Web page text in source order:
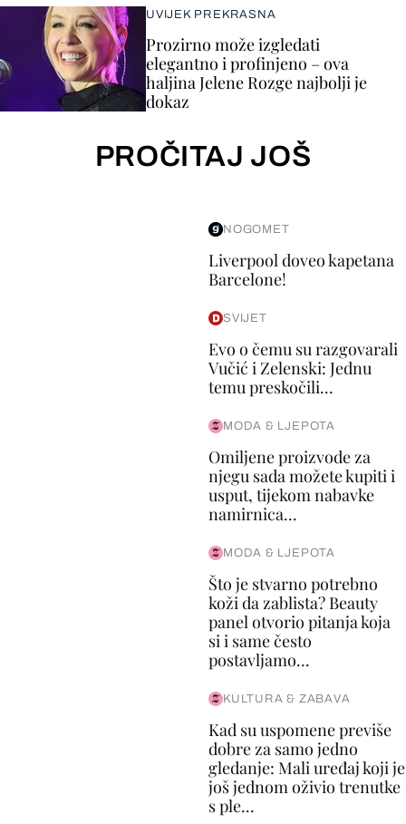
UVIJEK PREKRASNA
Prozirno može izgledati
elegantno i profinjeno – ova
haljina Jelene Rozge najbolji je
dokaz
PROČITAJ JOŠ
NOGOMET
Liverpool doveo kapetana
Barcelone!
SVIJET
Evo o čemu su razgovarali
Vučić i Zelenski: Jednu
temu preskočili...
MODA & LJEPOTA
Omiljene proizvode za
njegu sada možete kupiti i
usput, tijekom nabavke
namirnica...
MODA & LJEPOTA
Što je stvarno potrebno
koži da zablista? Beauty
panel otvorio pitanja koja
si i same često
postavljamo...
KULTURA & ZABAVA
Kad su uspomene previše
dobre za samo jedno
gledanje: Mali uređaj koji je
još jednom oživio trenutke
s ple...